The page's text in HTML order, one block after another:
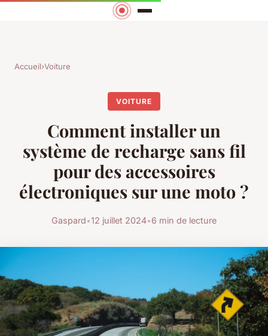
Accueil›Voiture
VOITURE
Comment installer un
système de recharge sans fil
pour des accessoires
électroniques sur une moto ?
Gaspard•12 juillet 2024•6 min de lecture